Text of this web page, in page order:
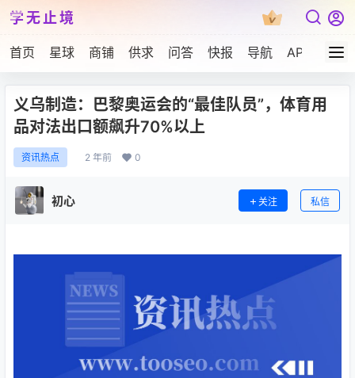
学无止境
首页 星球 商铺 供求 问答 快报 导航 APP下载
义乌制造：巴黎奥运会的“最佳队员”，体育用
品对法出口额飙升70%以上
资讯热点 2 年前 0
初心 关注 私信